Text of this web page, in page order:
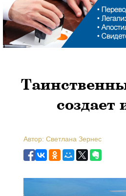
создает
Автор: Светлана Зернес